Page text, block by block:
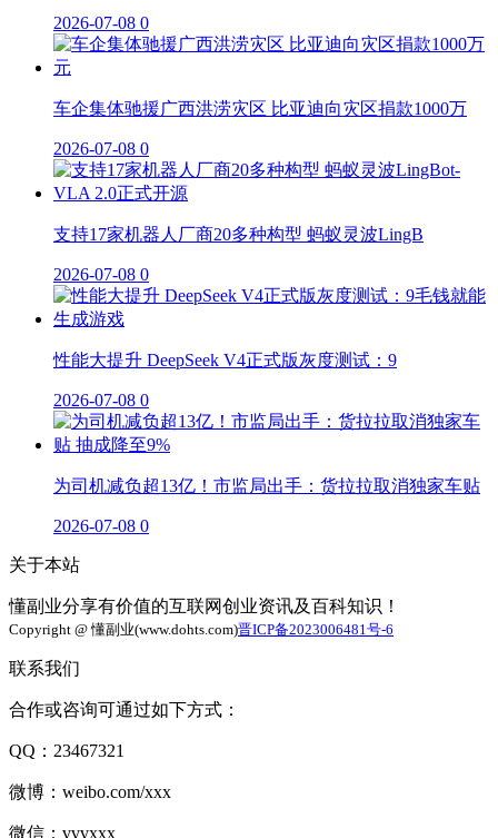
2026-07-08 0
车企集体驰援广西洪涝灾区 比亚迪向灾区捐款1000万
2026-07-08 0
支持17家机器人厂商20多种构型 蚂蚁灵波LingB
2026-07-08 0
性能大提升 DeepSeek V4正式版灰度测试：9
2026-07-08 0
为司机减负超13亿！市监局出手：货拉拉取消独家车贴
2026-07-08 0
关于本站
懂副业分享有价值的互联网创业资讯及百科知识！
Copyright @ 懂副业(www.dohts.com)晋ICP备2023006481号-6
联系我们
合作或咨询可通过如下方式：
QQ：23467321
微博：weibo.com/xxx
微信：vvvxxx